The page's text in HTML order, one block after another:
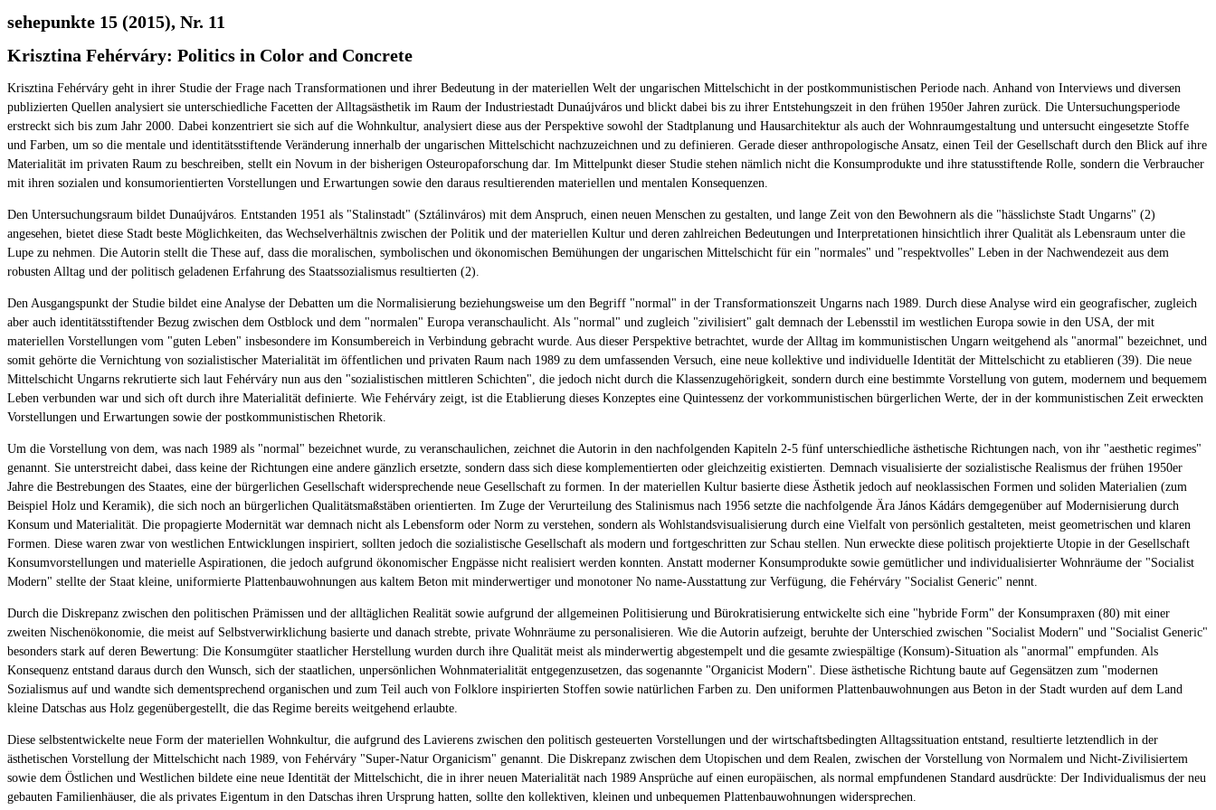
sehepunkte 15 (2015), Nr. 11
Krisztina Fehérváry: Politics in Color and Concrete
Krisztina Fehérváry geht in ihrer Studie der Frage nach Transformationen und ihrer Bedeutung in der materiellen Welt der ungarischen Mittelschicht in der postkommunistischen Periode nach. Anhand von Interviews und diversen
publizierten Quellen analysiert sie unterschiedliche Facetten der Alltagsästhetik im Raum der Industriestadt Dunaújváros und blickt dabei bis zu ihrer Entstehungszeit in den frühen 1950er Jahren zurück. Die Untersuchungsperiode
erstreckt sich bis zum Jahr 2000. Dabei konzentriert sie sich auf die Wohnkultur, analysiert diese aus der Perspektive sowohl der Stadtplanung und Hausarchitektur als auch der Wohnraumgestaltung und untersucht eingesetzte Stoffe
und Farben, um so die mentale und identitätsstiftende Veränderung innerhalb der ungarischen Mittelschicht nachzuzeichnen und zu definieren. Gerade dieser anthropologische Ansatz, einen Teil der Gesellschaft durch den Blick auf ihre
Materialität im privaten Raum zu beschreiben, stellt ein Novum in der bisherigen Osteuropaforschung dar. Im Mittelpunkt dieser Studie stehen nämlich nicht die Konsumprodukte und ihre statusstiftende Rolle, sondern die Verbraucher
mit ihren sozialen und konsumorientierten Vorstellungen und Erwartungen sowie den daraus resultierenden materiellen und mentalen Konsequenzen.
Den Untersuchungsraum bildet Dunaújváros. Entstanden 1951 als "Stalinstadt" (Sztálinváros) mit dem Anspruch, einen neuen Menschen zu gestalten, und lange Zeit von den Bewohnern als die "hässlichste Stadt Ungarns" (2)
angesehen, bietet diese Stadt beste Möglichkeiten, das Wechselverhältnis zwischen der Politik und der materiellen Kultur und deren zahlreichen Bedeutungen und Interpretationen hinsichtlich ihrer Qualität als Lebensraum unter die
Lupe zu nehmen. Die Autorin stellt die These auf, dass die moralischen, symbolischen und ökonomischen Bemühungen der ungarischen Mittelschicht für ein "normales" und "respektvolles" Leben in der Nachwendezeit aus dem
robusten Alltag und der politisch geladenen Erfahrung des Staatssozialismus resultierten (2).
Den Ausgangspunkt der Studie bildet eine Analyse der Debatten um die Normalisierung beziehungsweise um den Begriff "normal" in der Transformationszeit Ungarns nach 1989. Durch diese Analyse wird ein geografischer, zugleich
aber auch identitätsstiftender Bezug zwischen dem Ostblock und dem "normalen" Europa veranschaulicht. Als "normal" und zugleich "zivilisiert" galt demnach der Lebensstil im westlichen Europa sowie in den USA, der mit
materiellen Vorstellungen vom "guten Leben" insbesondere im Konsumbereich in Verbindung gebracht wurde. Aus dieser Perspektive betrachtet, wurde der Alltag im kommunistischen Ungarn weitgehend als "anormal" bezeichnet, und
somit gehörte die Vernichtung von sozialistischer Materialität im öffentlichen und privaten Raum nach 1989 zu dem umfassenden Versuch, eine neue kollektive und individuelle Identität der Mittelschicht zu etablieren (39). Die neue
Mittelschicht Ungarns rekrutierte sich laut Fehérváry nun aus den "sozialistischen mittleren Schichten", die jedoch nicht durch die Klassenzugehörigkeit, sondern durch eine bestimmte Vorstellung von gutem, modernem und bequemem
Leben verbunden war und sich oft durch ihre Materialität definierte. Wie Fehérváry zeigt, ist die Etablierung dieses Konzeptes eine Quintessenz der vorkommunistischen bürgerlichen Werte, der in der kommunistischen Zeit erweckten
Vorstellungen und Erwartungen sowie der postkommunistischen Rhetorik.
Um die Vorstellung von dem, was nach 1989 als "normal" bezeichnet wurde, zu veranschaulichen, zeichnet die Autorin in den nachfolgenden Kapiteln 2-5 fünf unterschiedliche ästhetische Richtungen nach, von ihr "aesthetic regimes"
genannt. Sie unterstreicht dabei, dass keine der Richtungen eine andere gänzlich ersetzte, sondern dass sich diese komplementierten oder gleichzeitig existierten. Demnach visualisierte der sozialistische Realismus der frühen 1950er
Jahre die Bestrebungen des Staates, eine der bürgerlichen Gesellschaft widersprechende neue Gesellschaft zu formen. In der materiellen Kultur basierte diese Ästhetik jedoch auf neoklassischen Formen und soliden Materialien (zum
Beispiel Holz und Keramik), die sich noch an bürgerlichen Qualitätsmaßstäben orientierten. Im Zuge der Verurteilung des Stalinismus nach 1956 setzte die nachfolgende Ära János Kádárs demgegenüber auf Modernisierung durch
Konsum und Materialität. Die propagierte Modernität war demnach nicht als Lebensform oder Norm zu verstehen, sondern als Wohlstandsvisualisierung durch eine Vielfalt von persönlich gestalteten, meist geometrischen und klaren
Formen. Diese waren zwar von westlichen Entwicklungen inspiriert, sollten jedoch die sozialistische Gesellschaft als modern und fortgeschritten zur Schau stellen. Nun erweckte diese politisch projektierte Utopie in der Gesellschaft
Konsumvorstellungen und materielle Aspirationen, die jedoch aufgrund ökonomischer Engpässe nicht realisiert werden konnten. Anstatt moderner Konsumprodukte sowie gemütlicher und individualisierter Wohnräume der "Socialist
Modern" stellte der Staat kleine, uniformierte Plattenbauwohnungen aus kaltem Beton mit minderwertiger und monotoner No name-Ausstattung zur Verfügung, die Fehérváry "Socialist Generic" nennt.
Durch die Diskrepanz zwischen den politischen Prämissen und der alltäglichen Realität sowie aufgrund der allgemeinen Politisierung und Bürokratisierung entwickelte sich eine "hybride Form" der Konsumpraxen (80) mit einer
zweiten Nischenökonomie, die meist auf Selbstverwirklichung basierte und danach strebte, private Wohnräume zu personalisieren. Wie die Autorin aufzeigt, beruhte der Unterschied zwischen "Socialist Modern" und "Socialist Generic"
besonders stark auf deren Bewertung: Die Konsumgüter staatlicher Herstellung wurden durch ihre Qualität meist als minderwertig abgestempelt und die gesamte zwiespältige (Konsum)-Situation als "anormal" empfunden. Als
Konsequenz entstand daraus durch den Wunsch, sich der staatlichen, unpersönlichen Wohnmaterialität entgegenzusetzen, das sogenannte "Organicist Modern". Diese ästhetische Richtung baute auf Gegensätzen zum "modernen
Sozialismus auf und wandte sich dementsprechend organischen und zum Teil auch von Folklore inspirierten Stoffen sowie natürlichen Farben zu. Den uniformen Plattenbauwohnungen aus Beton in der Stadt wurden auf dem Land
kleine Datschas aus Holz gegenübergestellt, die das Regime bereits weitgehend erlaubte.
Diese selbstentwickelte neue Form der materiellen Wohnkultur, die aufgrund des Lavierens zwischen den politisch gesteuerten Vorstellungen und der wirtschaftsbedingten Alltagssituation entstand, resultierte letztendlich in der
ästhetischen Vorstellung der Mittelschicht nach 1989, von Fehérváry "Super-Natur Organicism" genannt. Die Diskrepanz zwischen dem Utopischen und dem Realen, zwischen der Vorstellung von Normalem und Nicht-Zivilisiertem
sowie dem Östlichen und Westlichen bildete eine neue Identität der Mittelschicht, die in ihrer neuen Materialität nach 1989 Ansprüche auf einen europäischen, als normal empfundenen Standard ausdrückte: Der Individualismus der neu
gebauten Familienhäuser, die als privates Eigentum in den Datschas ihren Ursprung hatten, sollte den kollektiven, kleinen und unbequemen Plattenbauwohnungen widersprechen.